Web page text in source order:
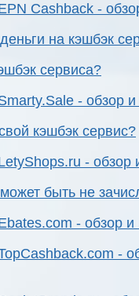
Cashback -
на кэшбэк
сервиса?
- обзор и
кэшбэк сервис?
- обзор
быть не
- обзор и
-